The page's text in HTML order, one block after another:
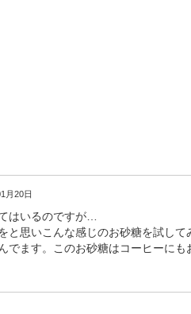
月20日
はいるのですが…
と思いこんな感じのお砂糖を試し
でます。このお砂糖はコーヒーに